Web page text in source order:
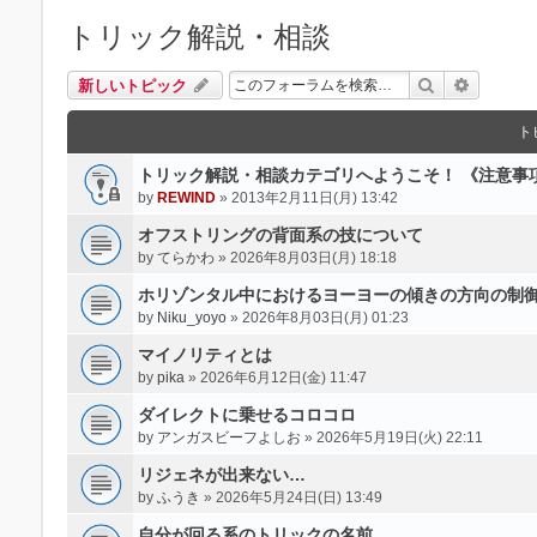
トリック解説・相談
新しいトピック 検索
トリック解説・相談カテゴリへようこそ！ 《注意事
by REWIND» 2013年2月11日(月) 13:42
オフストリングの背面系の技について
by てらかわ» 2026年8月03日(月) 18:18
ホリゾンタル中におけるヨーヨーの傾きの方向の制
by Niku_yoyo» 2026年8月03日(月) 01:23
マイノリティとは
by pika » 2026年6月12日(金) 11:47
ダイレクトに乗せるコロコロ
by アンガスビーフよしお » 2026年5月19日(火) 22:11
リジェネが出来ない…
by ふうき » 2026年5月24日(日) 13:49